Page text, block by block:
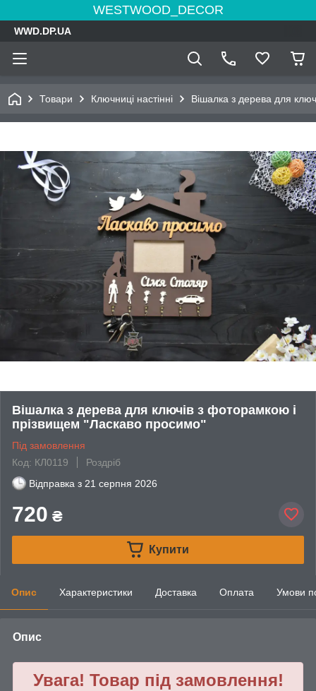
WESTWOOD_DECOR
WWD.DP.UA
Товари Ключниці настінні Вішалка з дерева для
Вішалка з дерева для ключів з фоторамкою і
прізвищем "Ласкаво просимо"
Під замовлення
Код: КЛ0119
Роздріб
Відправка з 21 серпня 2026
720 ₴
Купити
Опис Характеристики Доставка Оплата Умови
Опис
Увага! Товар під замовлення!